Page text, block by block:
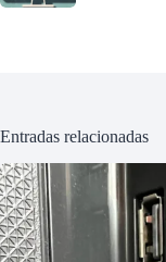
Entradas relacionadas